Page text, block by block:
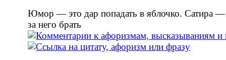
Юмор — это дар попадать в яблочко. Сатира —
за него брать